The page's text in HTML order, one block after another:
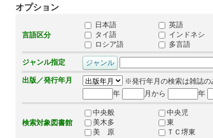
オプション
言語区分
日本語 英語
タイ語
インドネシ
ロシア語
多言語
ジャンル指定
出版／発行年月
※発行年月の検索は雑誌の
年
月から 年
検索対象図書館
中央般 中央児
美木多
東
美 原
ＴＣ堺東